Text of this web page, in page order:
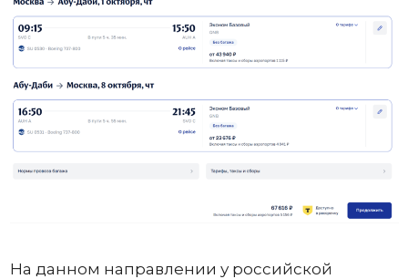
На данном направлении у российской